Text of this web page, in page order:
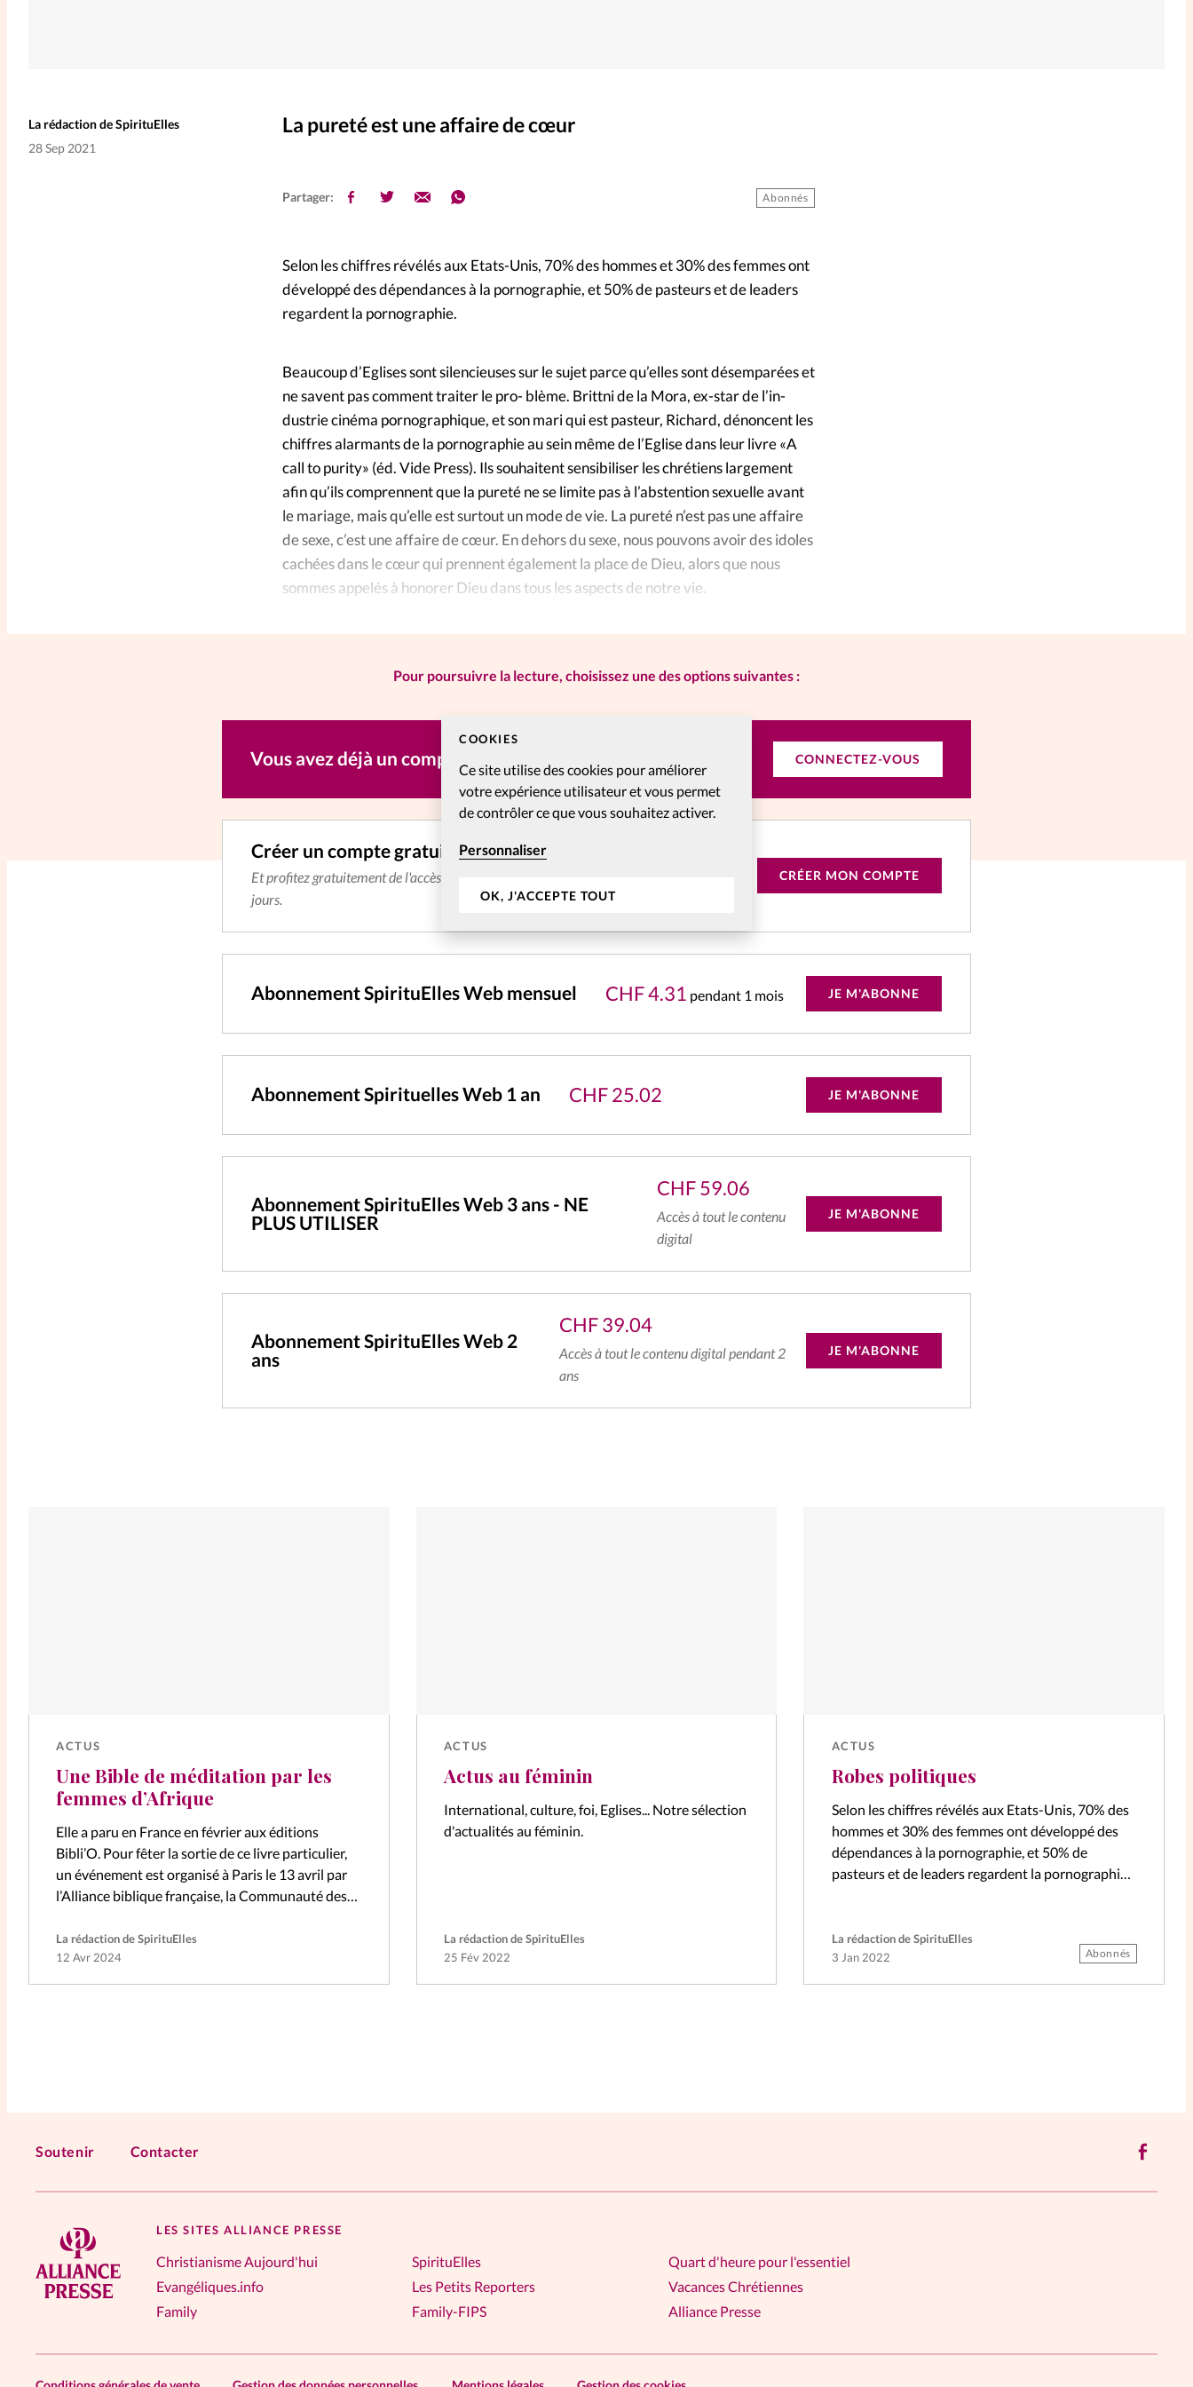
COOKIES
Ce site utilise des cookies pour améliorer
votre expérience utilisateur et vous permet
de contrôler ce que vous souhaitez activer.
Personnaliser
OK, J'ACCEPTE TOUT
La pureté est une affaire de cœur
La rédaction de SpirituElles
28 Sep 2021
Partager: Abonnés
Selon les chiffres révélés aux Etats-Unis, 70% des hommes et 30% des femmes ont
développé des dépendances à la pornographie, et 50% de pasteurs et de leaders
regardent la pornographie.
Beaucoup d’Eglises sont silencieuses sur le sujet parce qu’elles sont désemparées et
ne savent pas comment traiter le pro- blème. Brittni de la Mora, ex-star de l’in-
dustrie cinéma pornographique, et son mari qui est pasteur, Richard, dénoncent les
chiffres alarmants de la pornographie au sein même de l’Eglise dans leur livre «A
call to purity» (éd. Vide Press). Ils souhaitent sensibiliser les chrétiens largement
afin qu’ils comprennent que la pureté ne se limite pas à l’abstention sexuelle avant
le mariage, mais qu’elle est surtout un mode de vie. La pureté n’est pas une affaire
de sexe, c’est une affaire de cœur. En dehors du sexe, nous pouvons avoir des idoles
cachées dans le cœur qui prennent également la place de Dieu, alors que nous
sommes appelés à honorer Dieu dans tous les aspects de notre vie.
Pour poursuivre la lecture, choisissez une des options suivantes :
Vous avez déjà un compte ? CONNECTEZ-VOUS
Créer un compte gratuitement
Et profitez gratuitement de l'accès aux articles web réservés aux abonnés pendant 14
jours.
CRÉER MON COMPTE
Abonnement SpirituElles Web mensuel CHF4.31 pendant 1 mois JE M'ABONNE
Abonnement Spirituelles Web 1 an CHF25.02 JE M'ABONNE
Abonnement SpirituElles Web 3 ans - NE
PLUS UTILISER
CHF59.06
Accès à tout le contenu
digital
JE M'ABONNE
Abonnement SpirituElles Web 2
ans
CHF39.04
Accès à tout le contenu digital pendant 2
ans
JE M'ABONNE
ACTUS
Une Bible de méditation par les
femmes d’Afrique
Elle a paru en France en février aux éditions
Bibli’O. Pour fêter la sortie de ce livre particulier,
un événement est organisé à Paris le 13 avril par
l’Alliance biblique française, la Communauté des
La rédaction de SpirituElles
12 Avr 2024
ACTUS
Actus au féminin
International, culture, foi, Eglises... Notre sélection
d'actualités au féminin.
La rédaction de SpirituElles
25 Fév 2022
ACTUS
Robes politiques
Selon les chiffres révélés aux Etats-Unis, 70% des
hommes et 30% des femmes ont développé des
dépendances à la pornographie, et 50% de
pasteurs et de leaders regardent la pornographie.
La rédaction de SpirituElles
3 Jan 2022
Abonnés
Soutenir Contacter
LES SITES ALLIANCE PRESSE
Christianisme Aujourd'hui
Evangéliques.info
Family
SpirituElles
Les Petits Reporters
Family-FIPS
Quart d'heure pour l'essentiel
Vacances Chrétiennes
Alliance Presse